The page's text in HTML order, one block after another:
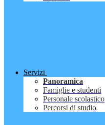
Servizi
Panoramica
Famiglie e studenti
Personale scolastico
Percorsi di studio